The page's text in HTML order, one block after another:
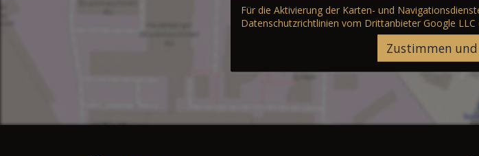
Für die Aktivierung der Karten- und
Datenschutzrichtlinien vom Drittanbieter Google LLC
Zustimmen